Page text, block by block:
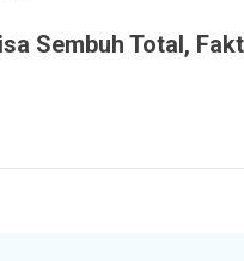
Sembuh Total,